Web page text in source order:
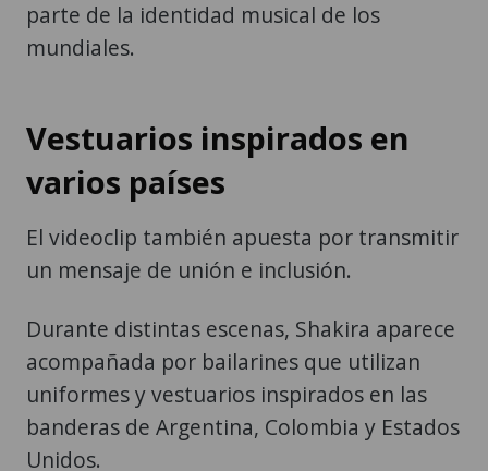
parte de la identidad musical de los
mundiales.
Vestuarios inspirados en
varios países
El videoclip también apuesta por transmitir
un mensaje de unión e inclusión.
Durante distintas escenas, Shakira aparece
acompañada por bailarines que utilizan
uniformes y vestuarios inspirados en las
banderas de Argentina, Colombia y Estados
Unidos.